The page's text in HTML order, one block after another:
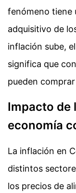
fenómeno tiene
adquisitivo de
inflación sube,
significa que
pueden
Impacto de
economía
La inflación en
distintos
los precios de